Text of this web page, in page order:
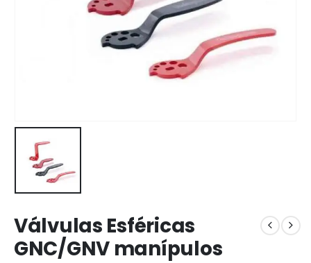
Válvulas Esféricas
GNC/GNV manípulos